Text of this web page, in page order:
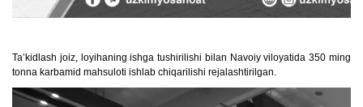
Taʼkidlash joiz, loyihaning ishga tushirilishi bilan Navoiy viloyatida 350 ming
tonna karbamid mahsuloti ishlab chiqarilishi rejalashtirilgan.